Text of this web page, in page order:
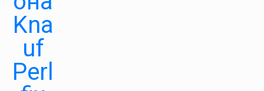
Kna
uf
Perl